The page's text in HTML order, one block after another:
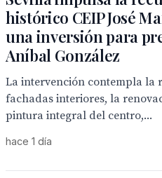
histórico CEIP José
una inversión para
Aníbal González
La intervención contempla la
fachadas interiores, la
pintura integral del centro,...
hace 1 día